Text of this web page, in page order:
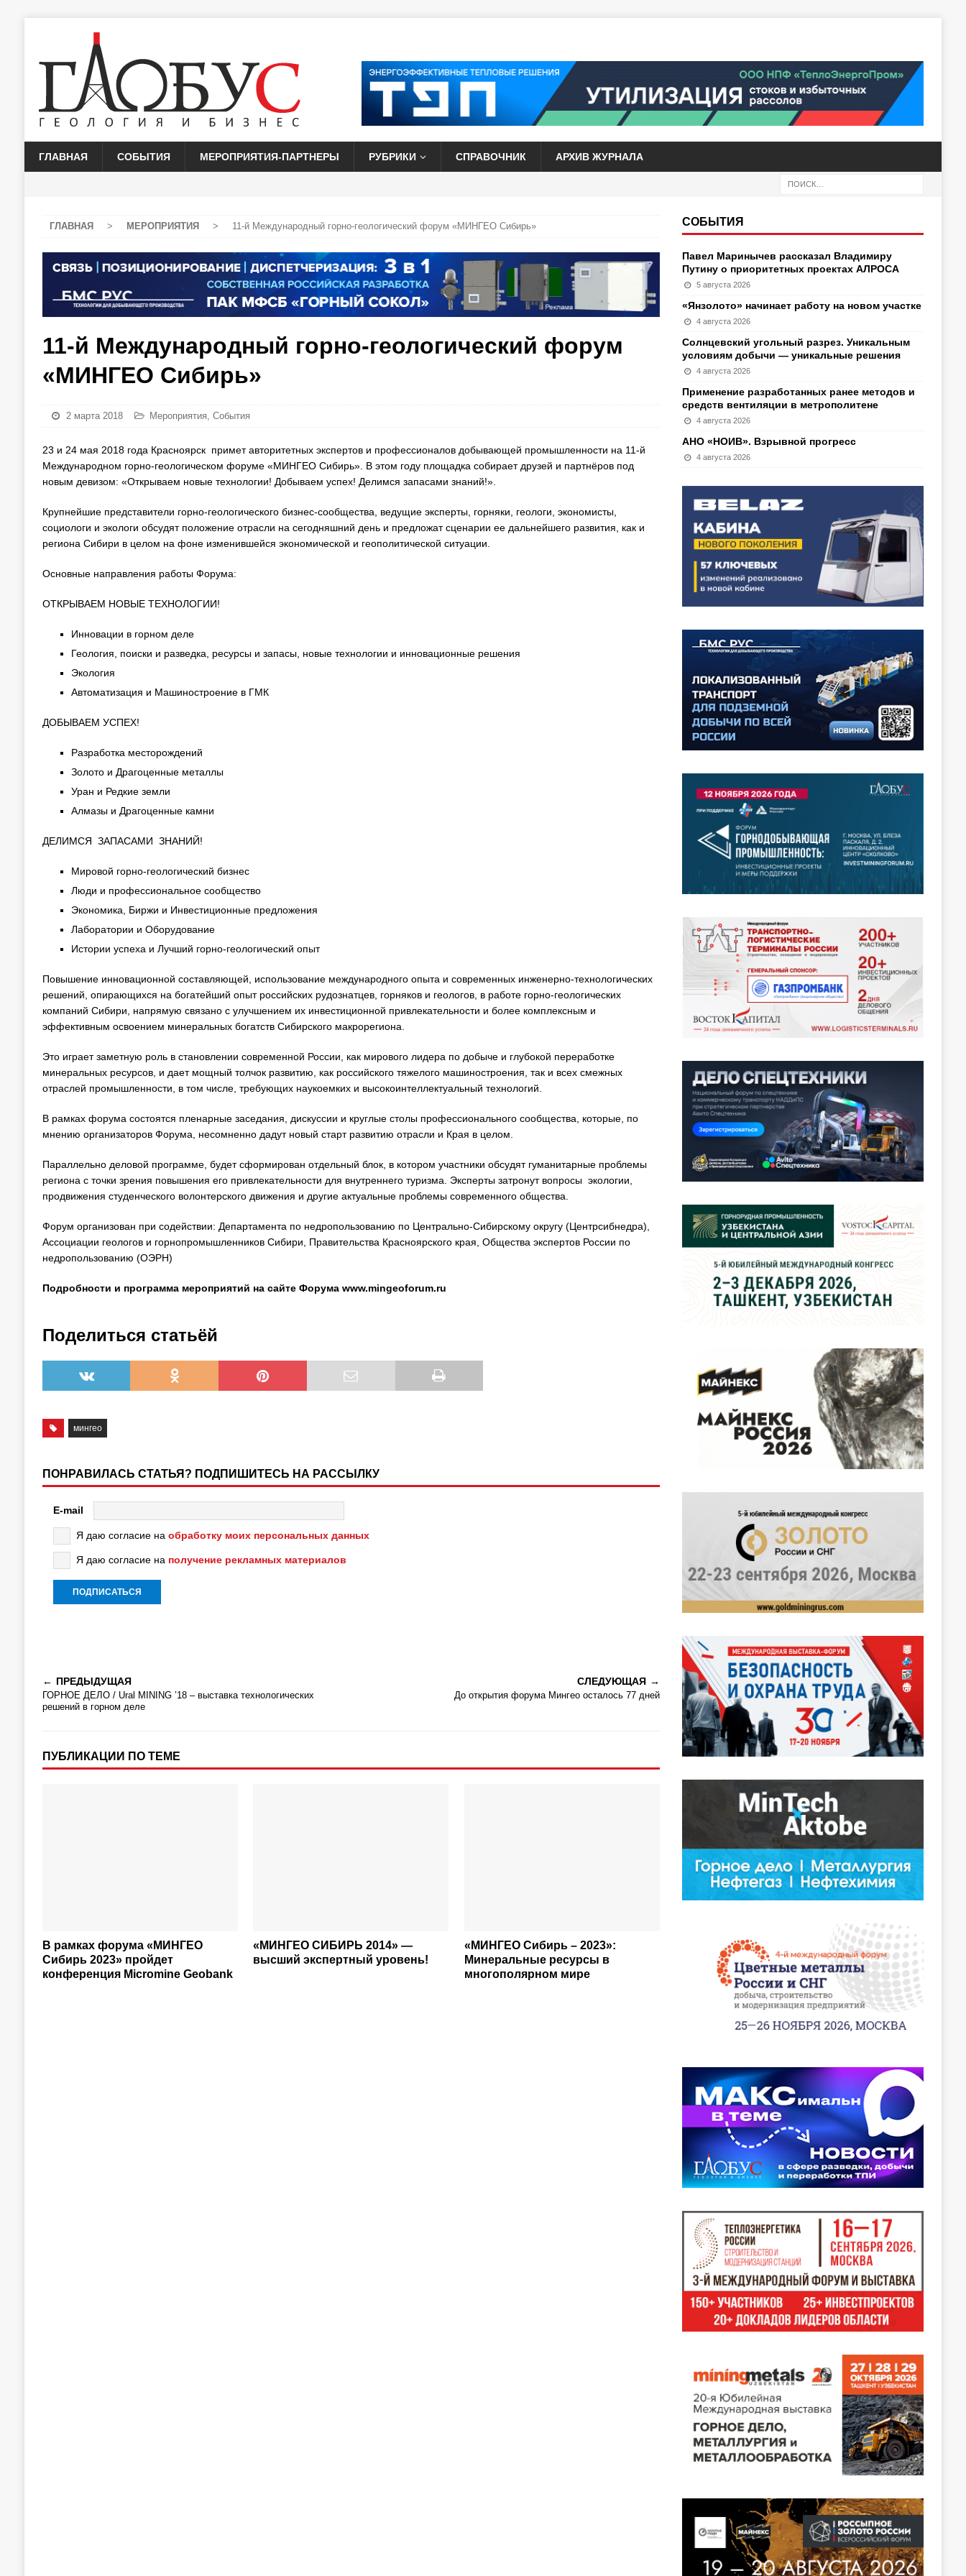
ГЛАВНАЯ СОБЫТИЯ МЕРОПРИЯТИЯ-ПАРТНЕРЫ РУБРИКИ СПРАВОЧНИК АРХИВ ЖУРНАЛА
ГЛАВНАЯ > МЕРОПРИЯТИЯ > 11-й Международный горно-геологический форум «МИНГЕО Сибирь»
11-й Международный горно-геологический форум
«МИНГЕО Сибирь»
2 марта 2018 Мероприятия, События
23 и 24 мая 2018 года Красноярск примет авторитетных экспертов и профессионалов добывающей промышленности на 11-й
Международном горно-геологическом форуме «МИНГЕО Сибирь». В этом году площадка собирает друзей и партнёров под
новым девизом: «Открываем новые технологии! Добываем успех! Делимся запасами знаний!».
Крупнейшие представители горно-геологического бизнес-сообщества, ведущие эксперты, горняки, геологи, экономисты,
социологи и экологи обсудят положение отрасли на сегодняшний день и предложат сценарии ее дальнейшего развития, как и
региона Сибири в целом на фоне изменившейся экономической и геополитической ситуации.
Основные направления работы Форума:
ОТКРЫВАЕМ НОВЫЕ ТЕХНОЛОГИИ!
Инновации в горном деле
Геология, поиски и разведка, ресурсы и запасы, новые технологии и инновационные решения
Экология
Автоматизация и Машиностроение в ГМК
ДОБЫВАЕМ УСПЕХ!
Разработка месторождений
Золото и Драгоценные металлы
Уран и Редкие земли
Алмазы и Драгоценные камни
ДЕЛИМСЯ ЗАПАСАМИ ЗНАНИЙ!
Мировой горно-геологический бизнес
Люди и профессиональное сообщество
Экономика, Биржи и Инвестиционные предложения
Лаборатории и Оборудование
Истории успеха и Лучший горно-геологический опыт
Повышение инновационной составляющей, использование международного опыта и современных инженерно-технологических
решений, опирающихся на богатейший опыт российских рудознатцев, горняков и геологов, в работе горно-геологических
компаний Сибири, напрямую связано с улучшением их инвестиционной привлекательности и более комплексным и
эффективным освоением минеральных богатств Сибирского макрорегиона.
Это играет заметную роль в становлении современной России, как мирового лидера по добыче и глубокой переработке
минеральных ресурсов, и дает мощный толчок развитию, как российского тяжелого машиностроения, так и всех смежных
отраслей промышленности, в том числе, требующих наукоемких и высокоинтеллектуальный технологий.
В рамках форума состоятся пленарные заседания, дискуссии и круглые столы профессионального сообщества, которые, по
мнению организаторов Форума, несомненно дадут новый старт развитию отрасли и Края в целом.
Параллельно деловой программе, будет сформирован отдельный блок, в котором участники обсудят гуманитарные проблемы
региона с точки зрения повышения его привлекательности для внутреннего туризма. Эксперты затронут вопросы экологии,
продвижения студенческого волонтерского движения и другие актуальные проблемы современного общества.
Форум организован при содействии: Департамента по недропользованию по Центрально-Сибирскому округу (Центрсибнедра),
Ассоциации геологов и горнопромышленников Сибири, Правительства Красноярского края, Общества экспертов России по
недропользованию (ОЭРН)
Подробности и программа мероприятий на сайте Форума www.mingeoforum.ru
Поделиться статьёй
мингео
ПОНРАВИЛАСЬ СТАТЬЯ? ПОДПИШИТЕСЬ НА РАССЫЛКУ
E-mail
Я даю согласие на обработку моих персональных данных
Я даю согласие на получение рекламных материалов
ПРЕДЫДУЩАЯ
ГОРНОЕ ДЕЛО / Ural MINING ’18 – выставка технологических
решений в горном деле
СЛЕДУЮЩАЯ
До открытия форума Мингео осталось 77 дней
ПУБЛИКАЦИИ ПО ТЕМЕ
В рамках форума «МИНГЕО
Сибирь 2023» пройдет
конференция Micromine Geobank
«МИНГЕО СИБИРЬ 2014» —
высший экспертный уровень!
«МИНГЕО Сибирь – 2023»:
Минеральные ресурсы в
многополярном мире
СОБЫТИЯ
Павел Маринычев рассказал Владимиру
Путину о приоритетных проектах АЛРОСА
5 августа 2026
«Янзолото» начинает работу на новом участке
4 августа 2026
Солнцевский угольный разрез. Уникальным
условиям добычи — уникальные решения
4 августа 2026
Применение разработанных ранее методов и
средств вентиляции в метрополитене
4 августа 2026
АНО «НОИВ». Взрывной прогресс
4 августа 2026